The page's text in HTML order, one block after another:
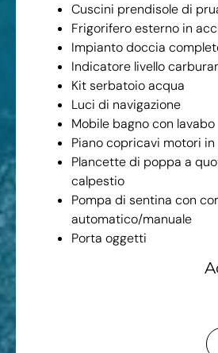
Cuscini prendisole di
Frigorifero esterno in
Impianto doccia
Indicatore livello
Kit serbatoio acqua
Luci di navigazione
Mobile bagno con lavabo
Piano copricavi motori in
Plancette di poppa a
calpestio
Pompa di sentina con
automatico/manuale
Porta oggetti